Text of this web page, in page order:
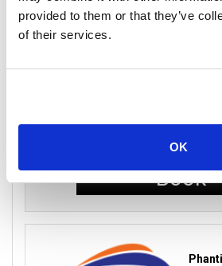
provided to them or that they’ve
of their services.
OK
THBper
Book